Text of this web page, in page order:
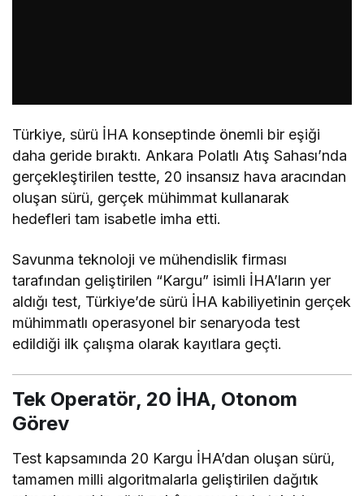
Türkiye, sürü İHA konseptinde önemli bir eşiği
daha geride bıraktı. Ankara Polatlı Atış Sahası’nda
gerçekleştirilen testte, 20 insansız hava aracından
oluşan sürü, gerçek mühimmat kullanarak
hedefleri tam isabetle imha etti.
Savunma teknoloji ve mühendislik firması
tarafından geliştirilen “Kargu” isimli İHA’ların yer
aldığı test, Türkiye’de sürü İHA kabiliyetinin gerçek
mühimmatlı operasyonel bir senaryoda test
edildiği ilk çalışma olarak kayıtlara geçti.
Tek Operatör, 20 İHA, Otonom
Görev
Test kapsamında 20 Kargu İHA’dan oluşan sürü,
tamamen milli algoritmalarla geliştirilen dağıtık